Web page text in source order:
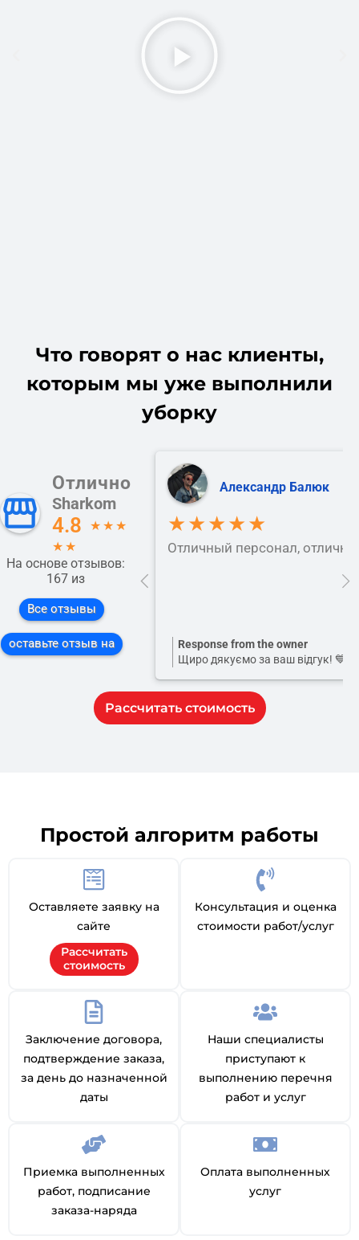
Что говорят о нас клиенты,
которым мы уже выполнили
уборку
Отлично
Sharkom
4.8 ★ ★ ★
★ ★
На основе отзывов:
167 из
Все отзывы
оставьте отзыв на
Александр Балюк
★★★★★
Отличный персонал,
Response from the owner
Щиро дякуємо за ваш відгук! 💙
Рассчитать стоимость
Простой алгоритм работы
Оставляете заявку на
сайте
Рассчитать
стоимость
Консультация и оценка
стоимости работ/услуг
Заключение договора,
подтверждение заказа,
за день до назначенной
даты
Наши специалисты
приступают к
выполнению перечня
работ и услуг
Приемка выполненных
работ, подписание
заказа-наряда
Оплата выполненных
услуг